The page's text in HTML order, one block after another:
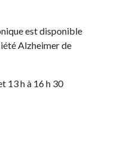
est disponible
Alzheimer de
13 h à 16 h 30